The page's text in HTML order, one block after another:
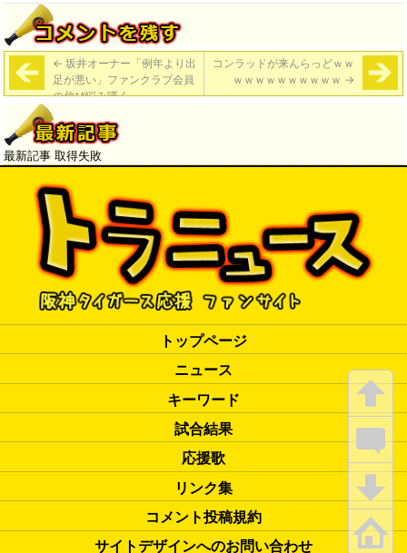
← 坂井オーナー「例年より出
足が悪い」ファンクラブ会員
の伸び悩み嘆く
コンラッドが来んらっどｗｗ
ｗｗｗｗｗｗｗｗｗｗ →
最新記事 取得失敗
トップページ
ニュース
キーワード
試合結果
応援歌
リンク集
コメント投稿規約
サイトデザインへのお問い合わせ